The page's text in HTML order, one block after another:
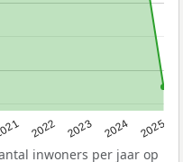
2022 2023 2024 2025
inwoners per jaar op